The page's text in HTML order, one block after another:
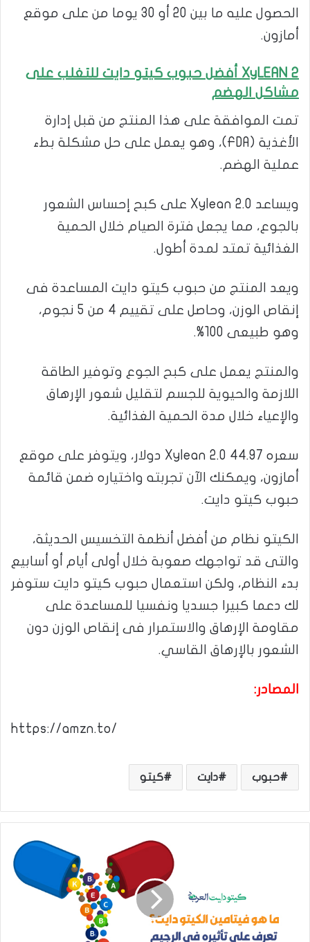
الحصول عليه ما بين 20 أو 30 يوما من على موقع
أمازون.
XyLEAN 2 أفضل حبوب كيتو دايت للتغلب على
مشاكل الهضم
تمت الموافقة على هذا المنتج من قبل إدارة
الأغذية (FDA)، وهو يعمل على حل مشكلة بطء
عملية الهضم.
ويساعد Xylean 2.0 على كبح إحساس الشعور
بالجوع، مما يجعل فترة الصيام خلال الحمية
الغذائية تمتد لمدة أطول.
ويعد المنتج من حبوب كيتو دايت المساعدة فى
إنقاص الوزن، وحاصل على تقييم 4 من 5 نجوم،
وهو طبيعى 100%.
والمنتج يعمل على كبح الجوع وتوفير الطاقة
اللازمة والحيوية للجسم لتقليل شعور الإرهاق
والإعياء خلال مدة الحمية الغذائية.
سعره Xylean 2.0 44.97 دولار، ويتوفر على موقع
أمازون، ويمكنك الآن تجربته واختياره ضمن قائمة
حبوب كيتو دايت.
الكيتو نظام من أفضل أنظمة التخسيس الحديثة،
والتى قد تواجهك صعوبة خلال أولى أيام أو أسابيع
بدء النظام، ولكن استعمال حبوب كيتو دايت ستوفر
لك دعما كبيرا جسديا ونفسيا للمساعدة على
مقاومة الإرهاق والاستمرار فى إنقاص الوزن دون
الشعور بالإرهاق القاسي.
المصادر:
https://amzn.to/
حبوب دايت كيتو